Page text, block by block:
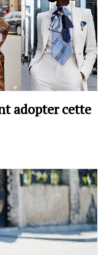
adopter cette